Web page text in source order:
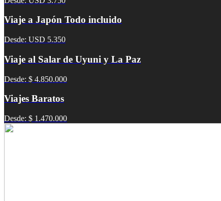
Viaje a Japón Todo incluido
Desde: USD 5.350
Viaje al Salar de Uyuni y La Paz
Desde: $ 4.850.000
Viajes Baratos
Desde: $ 1.470.000